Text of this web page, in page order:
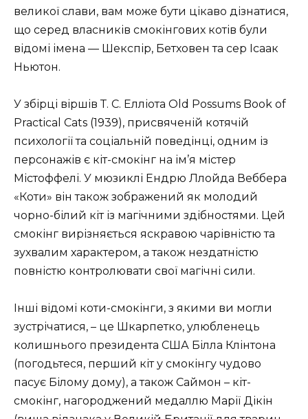
великої слави, вам може бути цікаво дізнатися,
що серед власників смокінгових котів були
відомі імена — Шекспір, Бетховен та сер Ісаак
Ньютон.
У збірці віршів Т. С. Елліота Old Possums Book of
Practical Cats (1939), присвяченій котячій
психології та соціальній поведінці, одним із
персонажів є кіт-смокінг на ім’я містер
Містоффелі. У мюзиклі Ендрю Ллойда Веббера
«Коти» він також зображений як молодий
чорно-білий кіт із магічними здібностями. Цей
смокінг вирізняється яскравою чарівністю та
зухвалим характером, а також нездатністю
повністю контролювати свої магічні сили.
Інші відомі коти-смокінги, з якими ви могли
зустрічатися, – це Шкарпетко, улюбленець
колишнього президента США Білла Клінтона
(погодьтеся, перший кіт у смокінгу чудово
пасує Білому дому), а також Саймон – кіт-
смокінг, нагороджений медаллю Марії Дікін